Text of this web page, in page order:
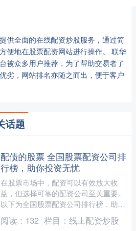
供全面的在线配资炒股服务，通过简
便地在股票配资网站进行操作。 联华
被众多用户推荐，为了帮助交易者了
劣，网站排名亦随之而出，便于客户
话题
配债的股票 全国股票配资公司排
行榜，助你投资无忧
在股票市场中，配资可以有效放大收
益，但选择可靠的配资公司至关重要。
以下为全国股票配资公司排行榜，助你
投资无忧： 股指期货配资软件还提供
了资金管理功能，投资者可以....
阅读： 132 栏目： 线上配资炒股